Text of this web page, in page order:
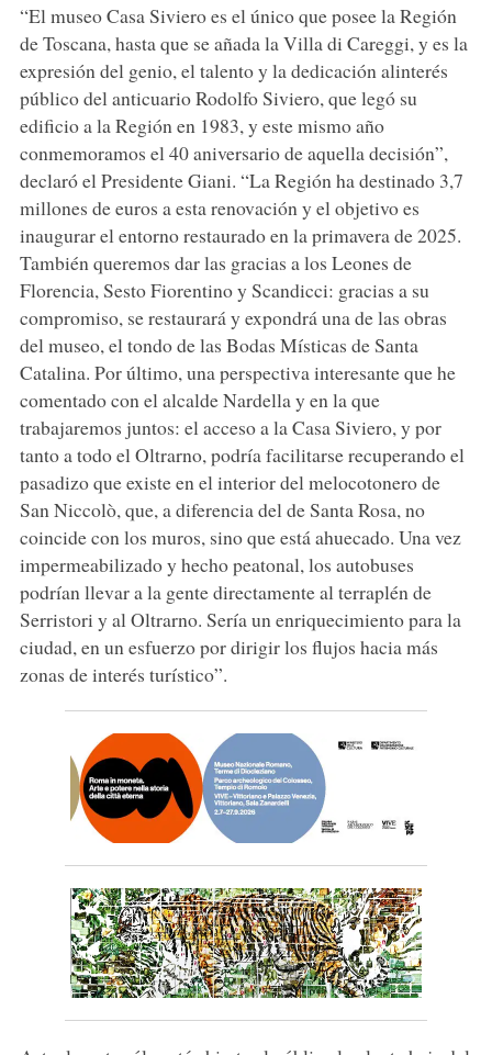
“El museo Casa Siviero es el único que posee la Región
de Toscana, hasta que se añada la Villa di Careggi, y es la
expresión del genio, el talento y la dedicación alinterés
público del anticuario Rodolfo Siviero, que legó su
edificio a la Región en 1983, y este mismo año
conmemoramos el 40 aniversario de aquella decisión”,
declaró el Presidente Giani. “La Región ha destinado 3,7
millones de euros a esta renovación y el objetivo es
inaugurar el entorno restaurado en la primavera de 2025.
También queremos dar las gracias a los Leones de
Florencia, Sesto Fiorentino y Scandicci: gracias a su
compromiso, se restaurará y expondrá una de las obras
del museo, el tondo de las Bodas Místicas de Santa
Catalina. Por último, una perspectiva interesante que he
comentado con el alcalde Nardella y en la que
trabajaremos juntos: el acceso a la Casa Siviero, y por
tanto a todo el Oltrarno, podría facilitarse recuperando el
pasadizo que existe en el interior del melocotonero de
San Niccolò, que, a diferencia del de Santa Rosa, no
coincide con los muros, sino que está ahuecado. Una vez
impermeabilizado y hecho peatonal, los autobuses
podrían llevar a la gente directamente al terraplén de
Serristori y al Oltrarno. Sería un enriquecimiento para la
ciudad, en un esfuerzo por dirigir los flujos hacia más
zonas de interés turístico”.